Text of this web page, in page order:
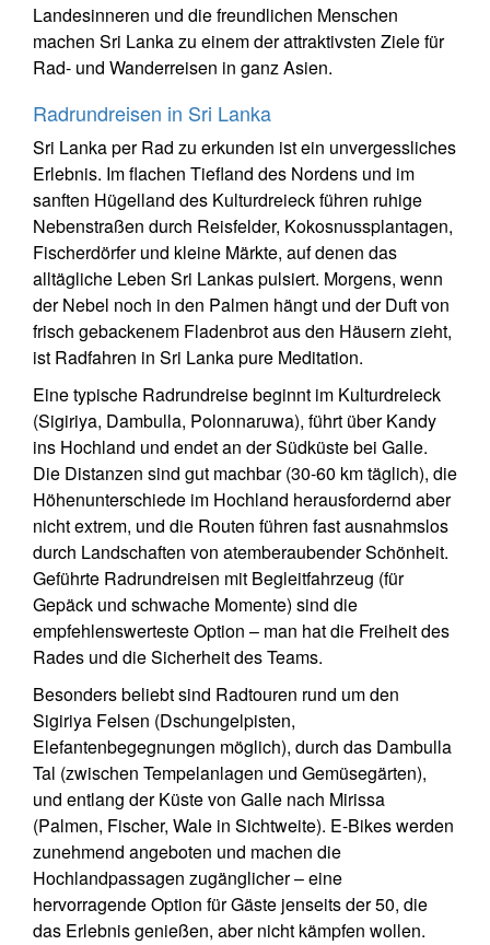
Landesinneren und die freundlichen Menschen
machen Sri Lanka zu einem der attraktivsten Ziele für
Rad- und Wanderreisen in ganz Asien.
Radrundreisen in Sri Lanka
Sri Lanka per Rad zu erkunden ist ein unvergessliches
Erlebnis. Im flachen Tiefland des Nordens und im
sanften Hügelland des Kulturdreieck führen ruhige
Nebenstraßen durch Reisfelder, Kokosnussplantagen,
Fischerdörfer und kleine Märkte, auf denen das
alltägliche Leben Sri Lankas pulsiert. Morgens, wenn
der Nebel noch in den Palmen hängt und der Duft von
frisch gebackenem Fladenbrot aus den Häusern zieht,
ist Radfahren in Sri Lanka pure Meditation.
Eine typische Radrundreise beginnt im Kulturdreieck
(Sigiriya, Dambulla, Polonnaruwa), führt über Kandy
ins Hochland und endet an der Südküste bei Galle.
Die Distanzen sind gut machbar (30-60 km täglich), die
Höhenunterschiede im Hochland herausfordernd aber
nicht extrem, und die Routen führen fast ausnahmslos
durch Landschaften von atemberaubender Schönheit.
Geführte Radrundreisen mit Begleitfahrzeug (für
Gepäck und schwache Momente) sind die
empfehlenswerteste Option – man hat die Freiheit des
Rades und die Sicherheit des Teams.
Besonders beliebt sind Radtouren rund um den
Sigiriya Felsen (Dschungelpisten,
Elefantenbegegnungen möglich), durch das Dambulla
Tal (zwischen Tempelanlagen und Gemüsegärten),
und entlang der Küste von Galle nach Mirissa
(Palmen, Fischer, Wale in Sichtweite). E-Bikes werden
zunehmend angeboten und machen die
Hochlandpassagen zugänglicher – eine
hervorragende Option für Gäste jenseits der 50, die
das Erlebnis genießen, aber nicht kämpfen wollen.